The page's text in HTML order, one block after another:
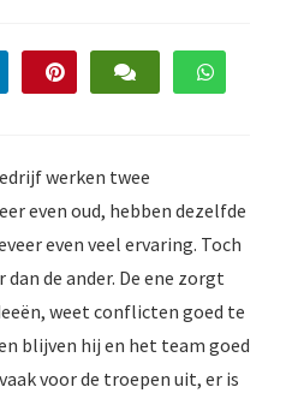
werken twee
even oud, hebben dezelfde
even veel ervaring. Toch
de ander. De ene zorgt
weet conflicten goed te
blijven hij en het team goed
voor de troepen uit, er is